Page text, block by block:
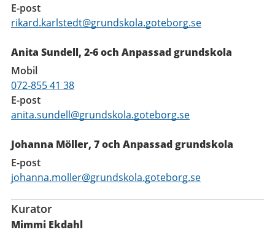
E-post
rikard.karlstedt@grundskola.goteborg.se
Anita Sundell, 2-6 och Anpassad grundskola
Mobil
072-855 41 38
E-post
anita.sundell@grundskola.goteborg.se
Johanna Möller, 7 och Anpassad grundskola
E-post
johanna.moller@grundskola.goteborg.se
Kurator
Mimmi Ekdahl